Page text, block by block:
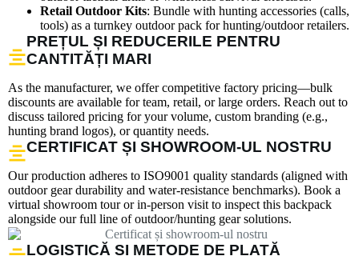
Retail Outdoor Kits: Bundle with hunting accessories (calls,
tools) as a turnkey outdoor pack for hunting/outdoor retailers.
PREȚUL ȘI REDUCERILE PENTRU
CANTITĂȚI MARI
As the manufacturer, we offer competitive factory pricing—bulk
discounts are available for team, retail, or large orders. Reach out to
discuss tailored pricing for your volume, custom branding (e.g.,
hunting brand logos), or quantity needs.
CERTIFICAT ȘI SHOWROOM-UL NOSTRU
Our production adheres to ISO9001 quality standards (aligned with
outdoor gear durability and water-resistance benchmarks). Book a
virtual showroom tour or in-person visit to inspect this backpack
alongside our full line of outdoor/hunting gear solutions.
LOGISTICĂ ȘI METODE DE PLATĂ